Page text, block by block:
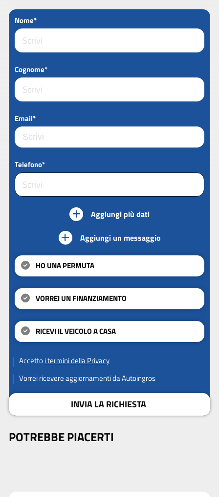
Nome*
Cognome*
Email*
Telefono*
Aggiungi più dati
Aggiungi un messaggio
HO UNA PERMUTA
VORREI UN FINANZIAMENTO
RICEVI IL VEICOLO A CASA
Accettoi termini della Privacy
Vorrei ricevere aggiornamenti da Autoingros
INVIA LA RICHIESTA
POTREBBE PIACERTI